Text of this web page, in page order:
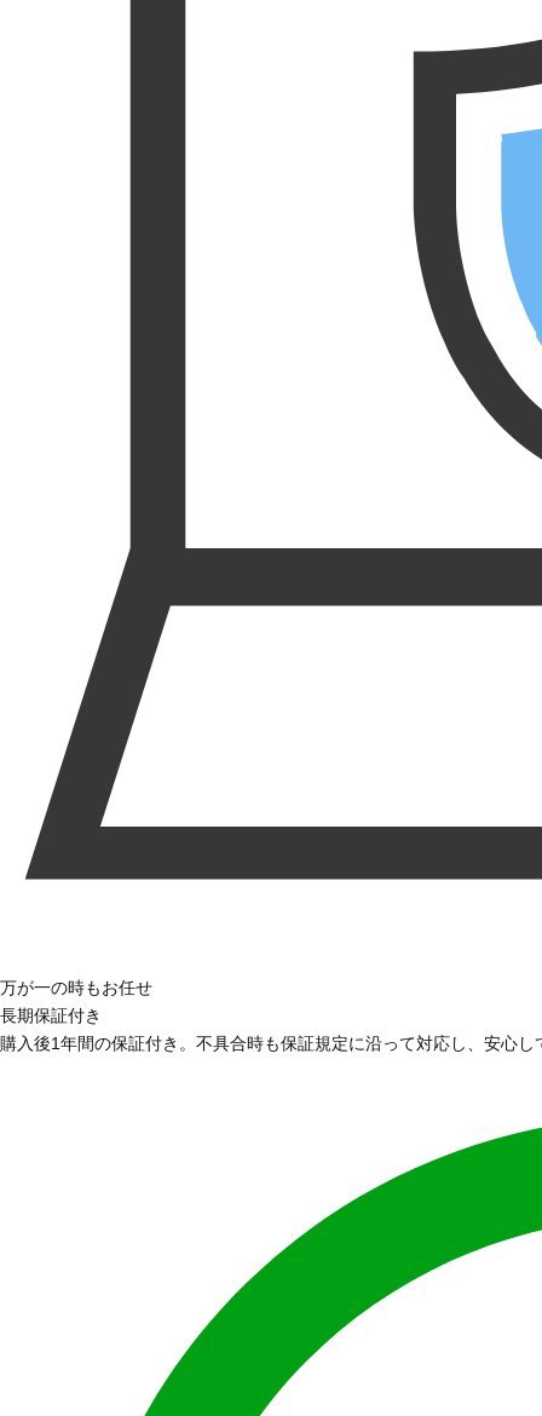
万が一の時もお任せ
長期保証付き
購入後1年間の保証付き。不具合時も保証規定に沿って対応し、安心